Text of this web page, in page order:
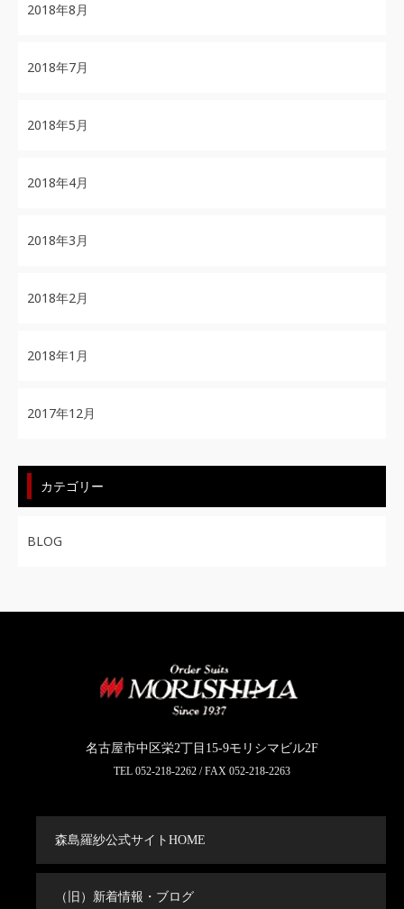
2018年8月
2018年7月
2018年5月
2018年4月
2018年3月
2018年2月
2018年1月
2017年12月
カテゴリー
BLOG
名古屋市中区栄2丁目15-9モリシマビル2F
TEL 052-218-2262 / FAX 052-218-2263
森島羅紗公式サイトHOME
（旧）新着情報・ブログ